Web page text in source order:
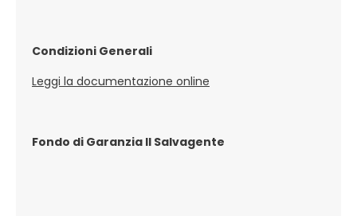
Condizioni Generali
Leggi la documentazione online
Fondo di Garanzia Il Salvagente